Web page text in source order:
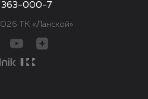
ТК «Ланской»
363-000-7